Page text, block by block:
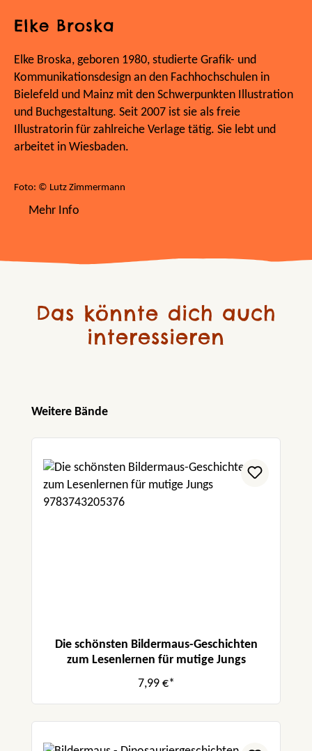
Elke Broska
Elke Broska, geboren 1980, studierte Grafik- und
Kommunikationsdesign an den Fachhochschulen in
Bielefeld und Mainz mit den Schwerpunkten Illustration
und Buchgestaltung. Seit 2007 ist sie als freie
Illustratorin für zahlreiche Verlage tätig. Sie lebt und
arbeitet in Wiesbaden.
Foto: © Lutz Zimmermann
Mehr Info
Das könnte dich auch
interessieren
Produktgalerie überspringen
Weitere Bände
Die schönsten Bildermaus-Geschichten
zum Lesenlernen für mutige Jungs
7,99 €*